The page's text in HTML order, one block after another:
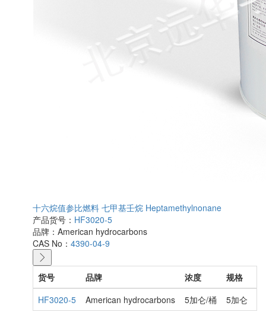
十六烷值参比燃料 七甲基壬烷 Heptamethylnonane
产品货号： HF3020-5
品牌： American hydrocarbons
CAS No： 4390-04-9
货号 品牌 浓度 规格
HF3020-5
American hydrocarbons 5加仑/桶 5加仑